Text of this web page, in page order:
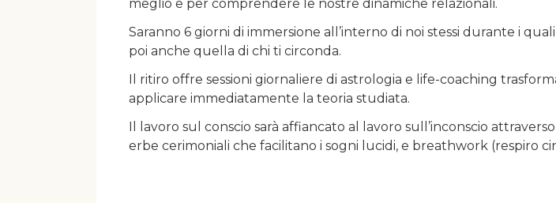
meglio e per comprendere le nostre dinamiche relazionali.
Saranno 6 giorni di immersione all’interno di noi stessi durante i
poi anche quella di chi ti circonda.
Il ritiro offre sessioni giornaliere di astrologia e life-coaching
applicare immediatamente la teoria studiata.
Il lavoro sul conscio sarà affiancato al lavoro sull’inconscio
erbe cerimoniali che facilitano i sogni lucidi, e breathwork (respiro